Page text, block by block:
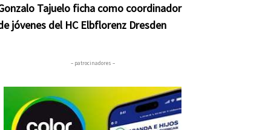
Tajuelo ficha como coordinador
jóvenes del HC Elbflorenz Dresden
– patrocinadores –